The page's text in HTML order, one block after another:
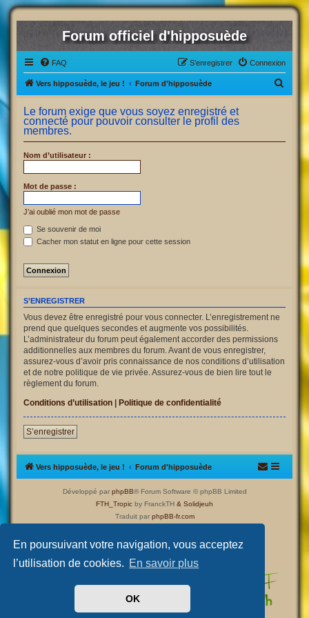
En poursuivant votre navigation, vous acceptez
l’utilisation de cookies. En savoir plus
OK
Forum officiel d'hipposuède
FAQ Connexion
S’enregistrer
Vers hipposuède, le jeu ! Forum d'hipposuède
Le forum exige que vous soyez enregistré et
connecté pour pouvoir consulter le profil des
membres.
Nom d’utilisateur :
Mot de passe :
J’ai oublié mon mot de passe
Se souvenir de moi
Cacher mon statut en ligne pour cette session
S’ENREGISTRER
Vous devez être enregistré pour vous connecter. L’enregistrement ne
prend que quelques secondes et augmente vos possibilités.
L’administrateur du forum peut également accorder des permissions
additionnelles aux membres du forum. Avant de vous enregistrer,
assurez-vous d’avoir pris connaissance de nos conditions d’utilisation
et de notre politique de vie privée. Assurez-vous de bien lire tout le
règlement du forum.
Conditions d’utilisation | Politique de confidentialité
S’enregistrer
Vers hipposuède, le jeu ! Forum d'hipposuède
Développé par phpBB® Forum Software © phpBB Limited
FTH_Tropic by FranckTH & Solidjeuh
Traduit par phpBB-fr.com